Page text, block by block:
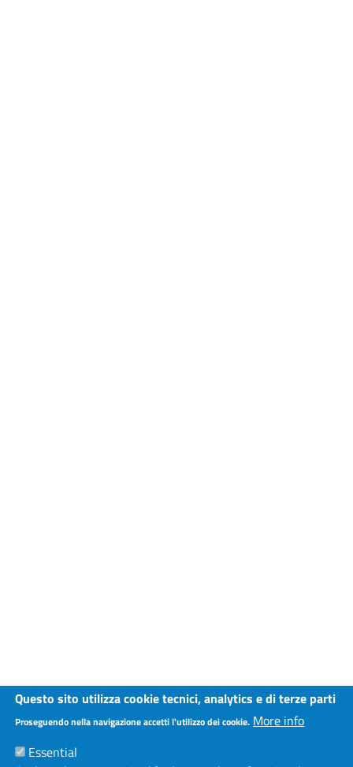
Questo sito utilizza cookie tecnici, analytics e di terze parti
Proseguendo nella navigazione accetti l'utilizzo dei cookie. More info
Essential